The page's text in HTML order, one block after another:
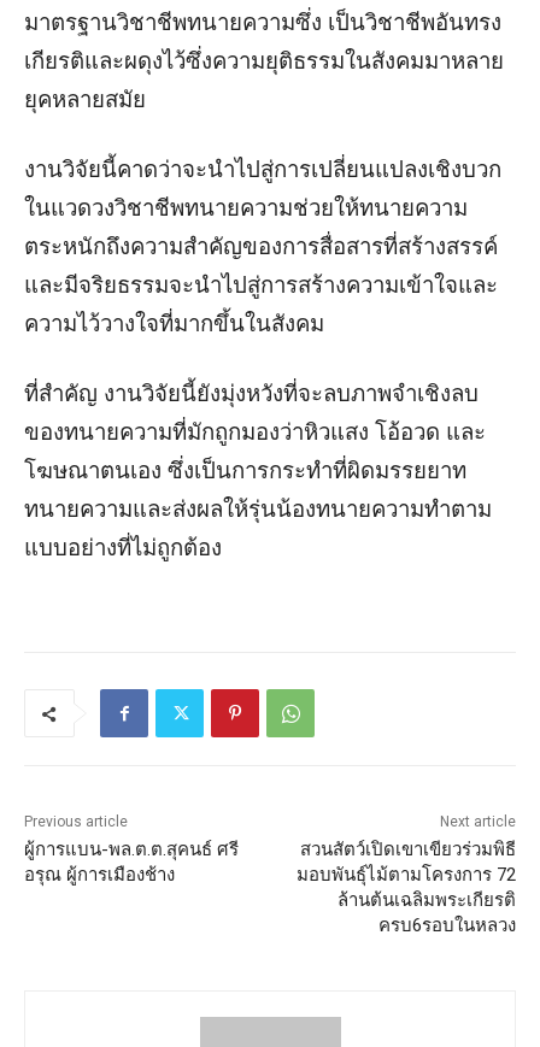
มาตรฐานวิชาชีพทนายความซึ่ง เป็นวิชาชีพอันทรง
เกียรติและผดุงไว้ซึ่งความยุติธรรมในสังคมมาหลาย
ยุคหลายสมัย
งานวิจัยนี้คาดว่าจะนำไปสู่การเปลี่ยนแปลงเชิงบวก
ในแวดวงวิชาชีพทนายความช่วยให้ทนายความ
ตระหนักถึงความสำคัญของการสื่อสารที่สร้างสรรค์
และมีจริยธรรมจะนำไปสู่การสร้างความเข้าใจและ
ความไว้วางใจที่มากขึ้นในสังคม
ที่สำคัญ งานวิจัยนี้ยังมุ่งหวังที่จะลบภาพจำเชิงลบ
ของทนายความที่มักถูกมองว่าหิวแสง โอ้อวด และ
โฆษณาตนเอง ซึ่งเป็นการกระทำที่ผิดมรรยยาท
ทนายความและส่งผลให้รุ่นน้องทนายความทำตาม
แบบอย่างที่ไม่ถูกต้อง
Previous article
ผู้การแบน-พล.ต.ต.สุคนธ์ ศรี
อรุณ ผู้การเมืองช้าง
Next article
สวนสัตว์เปิดเขาเขียวร่วมพิธี
มอบพันธุ์ไม้ตามโครงการ 72
ล้านต้นเฉลิมพระเกียรติ
ครบ6รอบในหลวง